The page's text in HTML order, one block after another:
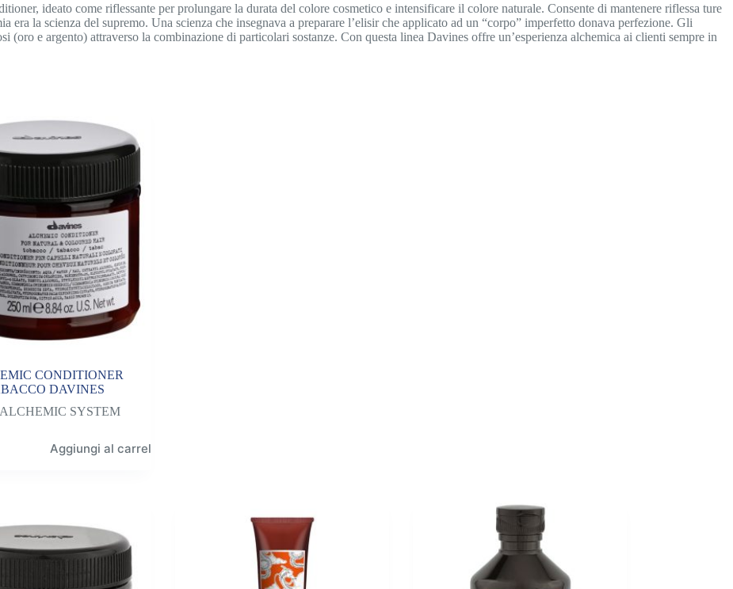
ideato come riflessante per prolungare la durata del colore cosmetico e intensificare il colore naturale. Consente di mantenere riflessa ture
la scienza del supremo. Una scienza che insegnava a preparare l’elisir che applicato ad un “corpo” imperfetto donava perfezione. Gli
e argento) attraverso la combinazione di particolari sostanze. Con questa linea Davines offre un’esperienza alchemica ai clienti sempre in
CONDITIONER
DAVINES
ALCHEMIC SYSTEM
Aggiungi al carrello